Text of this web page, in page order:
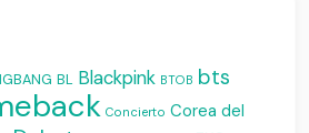
BL Blackpink BTOB bts
Concierto Corea del